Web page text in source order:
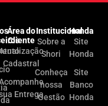
Área do
Cliente
Cadastral
Entrega
Institucional
Sobre a
Shori
Conheça
nossa
Gestão
Honda
Site
Honda
Site
Banco
Honda